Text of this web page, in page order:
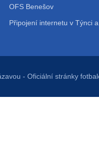
OFS Benešov
Připojení internetu v Týnci
- Oficiální stránky